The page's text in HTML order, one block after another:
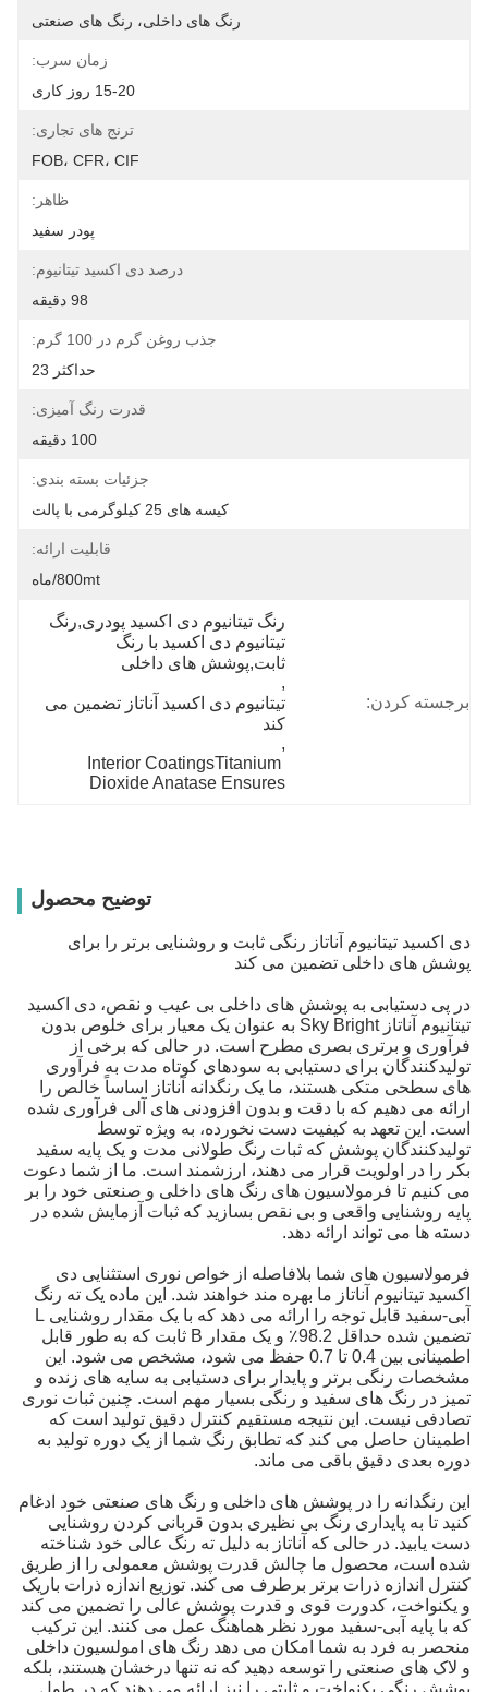
رنگ های داخلی، رنگ های صنعتی
زمان سرب:
15-20 روز کاری
ترنج های تجاری:
FOB، CFR، CIF
ظاهر:
پودر سفید
درصد دی اکسید تیتانیوم:
98 دقیقه
جذب روغن گرم در 100 گرم:
حداکثر 23
قدرت رنگ آمیزی:
100 دقیقه
جزئیات بسته بندی:
کیسه های 25 کیلوگرمی با پالت
قابلیت ارائه:
800mt/ماه
برجسته کردن:
ثابت,پوشش های داخلی
,
کند
,
Interior CoatingsTitanium
Dioxide Anatase Ensures
توضیح محصول
دی اکسید تیتانیوم آناتاز رنگی ثابت و روشنایی برتر را برای
پوشش های داخلی تضمین می کند
در پی دستیابی به پوشش های داخلی بی عیب و نقص، دی اکسید
تیتانیوم آناتاز Sky Bright به عنوان یک معیار برای خلوص بدون
فرآوری و برتری بصری مطرح است. در حالی که برخی از
تولیدکنندگان برای دستیابی به سودهای کوتاه مدت به فرآوری
های سطحی متکی هستند، ما یک رنگدانه آناتاز اساساً خالص را
ارائه می دهیم که با دقت و بدون افزودنی های آلی فرآوری شده
است. این تعهد به کیفیت دست نخورده، به ویژه توسط
تولیدکنندگان پوشش که ثبات رنگ طولانی مدت و یک پایه سفید
بکر را در اولویت قرار می دهند، ارزشمند است. ما از شما دعوت
می کنیم تا فرمولاسیون های رنگ های داخلی و صنعتی خود را بر
پایه روشنایی واقعی و بی نقص بسازید که ثبات آزمایش شده در
دسته ها می تواند ارائه دهد.
فرمولاسیون های شما بلافاصله از خواص نوری استثنایی دی
اکسید تیتانیوم آناتاز ما بهره مند خواهند شد. این ماده یک ته رنگ
آبی-سفید قابل توجه را ارائه می دهد که با یک مقدار روشنایی L
تضمین شده حداقل 98.2٪ و یک مقدار B ثابت که به طور قابل
اطمینانی بین 0.4 تا 0.7 حفظ می شود، مشخص می شود. این
مشخصات رنگی برتر و پایدار برای دستیابی به سایه های زنده و
تمیز در رنگ های سفید و رنگی بسیار مهم است. چنین ثبات نوری
تصادفی نیست. این نتیجه مستقیم کنترل دقیق تولید است که
اطمینان حاصل می کند که تطابق رنگ شما از یک دوره تولید به
دوره بعدی دقیق باقی می ماند.
این رنگدانه را در پوشش های داخلی و رنگ های صنعتی خود ادغام
کنید تا به پایداری رنگ بی نظیری بدون قربانی کردن روشنایی
دست یابید. در حالی که آناتاز به دلیل ته رنگ عالی خود شناخته
شده است، محصول ما چالش قدرت پوشش معمولی را از طریق
کنترل اندازه ذرات برتر برطرف می کند. توزیع اندازه ذرات باریک
و یکنواخت، کدورت قوی و قدرت پوشش عالی را تضمین می کند
که با پایه آبی-سفید مورد نظر هماهنگ عمل می کنند. این ترکیب
منحصر به فرد به شما امکان می دهد رنگ های امولسیون داخلی
و لاک های صنعتی را توسعه دهید که نه تنها درخشان هستند، بلکه
پوشش رنگی یکنواخت و ثابتی را نیز ارائه می دهند که در طول